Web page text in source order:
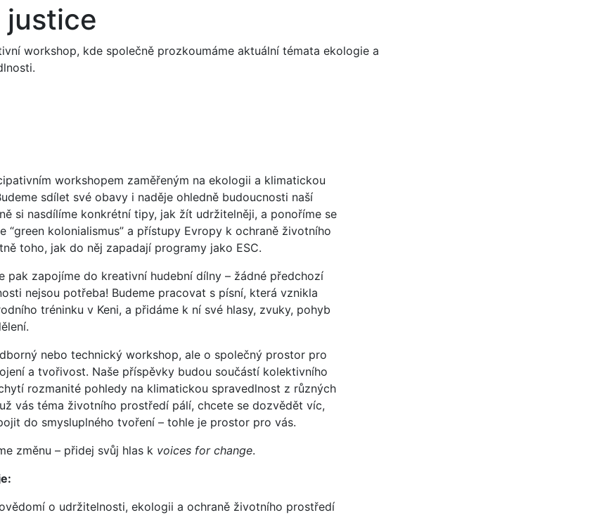
justice
workshop, kde společně prozkoumáme aktuální témata ekologie a
workshopem zaměřeným na ekologii a klimatickou
sdílet své obavy i naděje ohledně budoucnosti naší
si nasdílíme konkrétní tipy, jak žít udržitelněji, a ponoříme se
“green kolonialismus” a přístupy Evropy k ochraně životního
toho, jak do něj zapadají programy jako ESC.
pak zapojíme do kreativní hudební dílny – žádné předchozí
nejsou potřeba! Budeme pracovat s písní, která vznikla
tréninku v Keni, a přidáme k ní své hlasy, zvuky, pohyb
nebo technický workshop, ale o společný prostor pro
a tvořivost. Naše příspěvky budou součástí kolektivního
rozmanité pohledy na klimatickou spravedlnost z různých
vás téma životního prostředí pálí, chcete se dozvědět víc,
do smysluplného tvoření – tohle je prostor pro vás.
změnu – přidej svůj hlas k voices for change.
o udržitelnosti, ekologii a ochraně životního prostředí